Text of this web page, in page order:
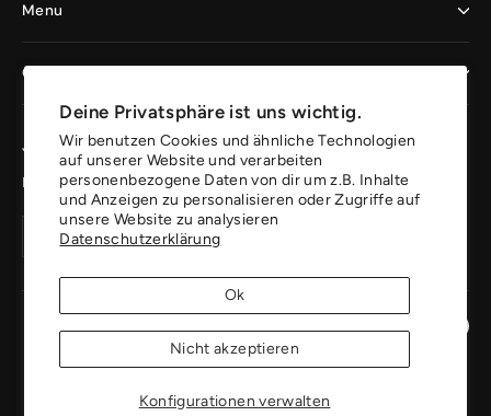
Deine Privatsphäre ist uns wichtig.
Wir benutzen Cookies und ähnliche Technologien
auf unserer Website und verarbeiten
personenbezogene Daten von dir um z.B. Inhalte
und Anzeigen zu personalisieren oder Zugriffe auf
unsere Website zu analysieren
Datenschutzerklärung
Konfigurationen verwalten
Ok
Nicht akzeptieren
Menu
Geschäftskunden
Jetzt registrieren und profitieren
Erhalte 10% auf deine erste Bestellung.
Adresse
erstellenKonto